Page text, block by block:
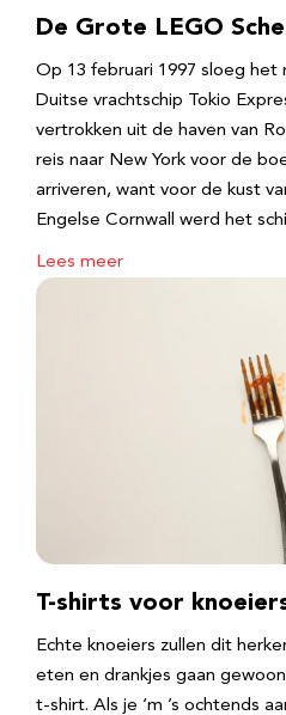
De Grote LEGO
Op 13 februari 1997 sloeg
Duitse vrachtschip Tokio
vertrokken uit de haven van
reis naar New York voor de
arriveren, want voor de kust
Engelse Cornwall werd het
Lees meer
T-shirts voor
Echte knoeiers zullen dit
eten en drankjes gaan
t-shirt. Als je ‘m ’s ochtends